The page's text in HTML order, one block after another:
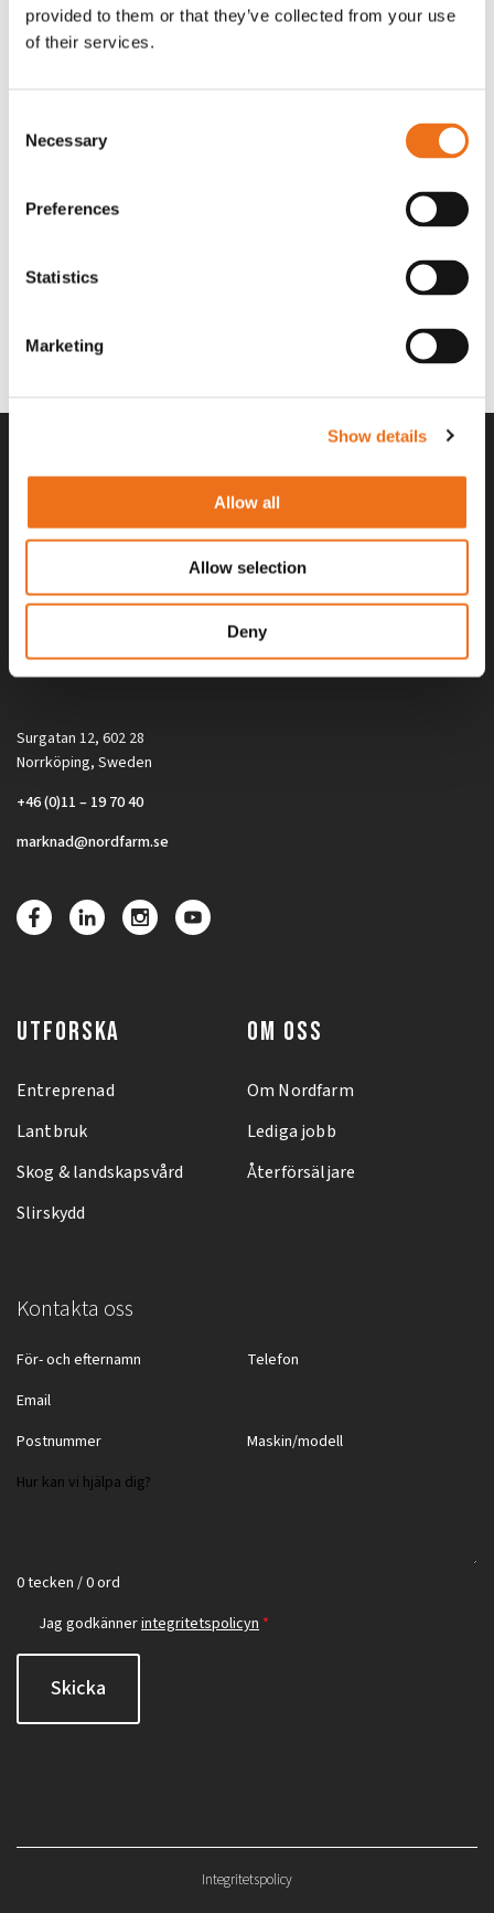
provided to them or that they’ve collected from your use
of their services.
Selection
Necessary
Preferences
Statistics
Marketing
Show details
Allow all
Allow selection
Deny
Lägg till i varukorg
Rotor teeth 8t/6k 7.5Gr/8 R6/14 Rotor teeth 8t/6k 0Gr/8 R6/14
Alla priser på tillbehör och tillval gäller vid köp av ny maskin. Priserna
gäller inte vid köp av enskild produkt, till exempel
Surgatan 12, 602 28
Norrköping, Sweden
+46 (0)11 – 19 70 40
marknad@nordfarm.se
UTFORSKA
Entreprenad
Lantbruk
Skog & landskapsvård
Slirskydd
OM OSS
Om Nordfarm
Lediga jobb
Återförsäljare
Kontakta oss
0 tecken / 0 ord
Jag godkännerintegritetspolicyn *
Skicka
Integritetspolicy